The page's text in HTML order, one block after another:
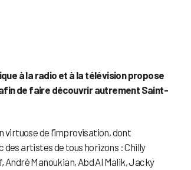
à la radio et à la télévision propose
de faire découvrir autrement Saint-
virtuose de l’improvisation, dont
des artistes de tous horizons : Chilly
Manoukian, Abd Al Malik, Jacky